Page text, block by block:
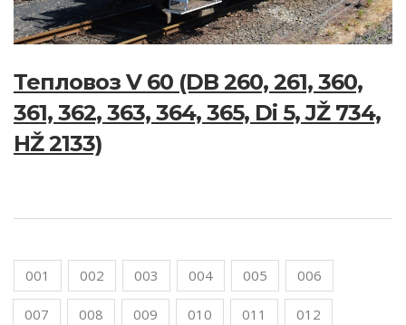
Тепловоз V 60 (DB 260, 261, 360,
361, 362, 363, 364, 365, Di 5, JŽ 734,
HŽ 2133)
001 002 003 004 005 006
007 008 009 010 011 012